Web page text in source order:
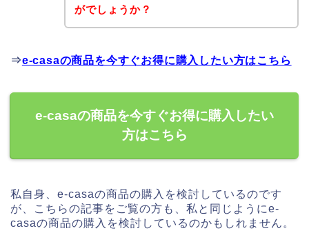
がでしょうか？
⇒e-casaの商品を今すぐお得に購入したい方はこちら
e-casaの商品を今すぐお得に購入したい
方はこちら
私自身、e-casaの商品の購入を検討しているのです
が、こちらの記事をご覧の方も、私と同じようにe-
casaの商品の購入を検討しているのかもしれません。